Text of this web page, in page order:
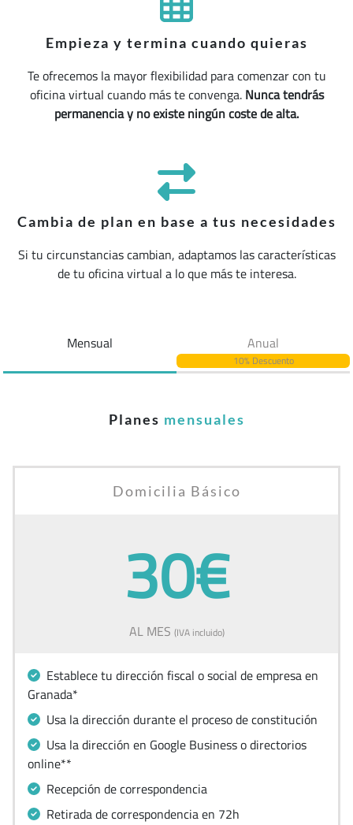
Empieza y termina cuando quieras
Te ofrecemos la mayor flexibilidad para comenzar con tu
oficina virtual cuando más te convenga.Nunca tendrás
permanencia y no existe ningún coste de alta.
Cambia de plan en base a tus necesidades
Si tu circunstancias cambian, adaptamos las características
de tu oficina virtual a lo que más te interesa.
Mensual Anual
10% Descuento
Planes mensuales
Domicilia Básico
30€
AL MES (IVA incluido)
Establece tu dirección fiscal o social de empresa en
Granada*
Usa la dirección durante el proceso de constitución
Usa la dirección en Google Business o directorios
online**
Recepción de correspondencia
Retirada de correspondencia en 72h